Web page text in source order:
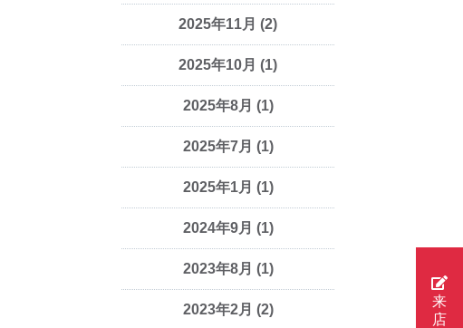
2025年11月 (2)
2025年10月 (1)
2025年8月 (1)
2025年7月 (1)
2025年1月 (1)
2024年9月 (1)
2023年8月 (1)
2023年2月 (2)
来
店